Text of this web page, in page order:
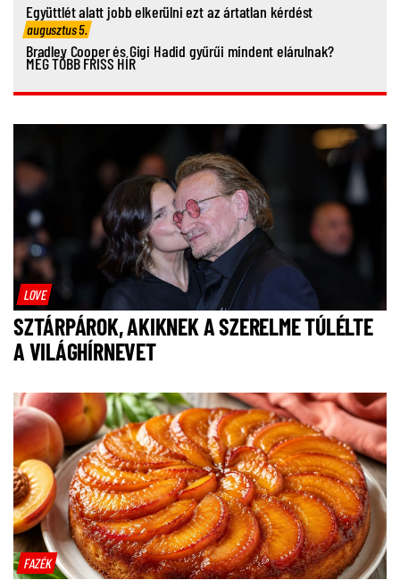
Együttlét alatt jobb elkerülni ezt az ártatlan kérdést
augusztus 5.
Bradley Cooper és Gigi Hadid gyűrűi mindent elárulnak?
MÉG TÖBB FRISS HÍR
LOVE
SZTÁRPÁROK, AKIKNEK A SZERELME TÚLÉLTE
A VILÁGHÍRNEVET
FAZÉK